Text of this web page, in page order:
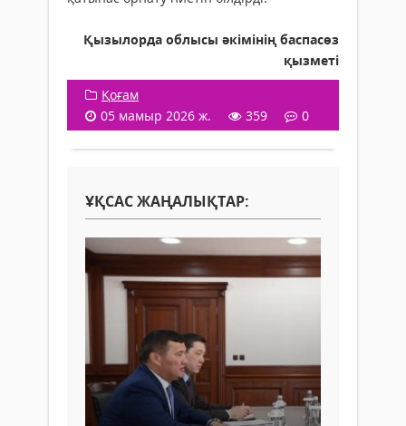
Қызылорда облысы әкімінің баспасөз
қызметі
Қоғам
05 мамыр 2026 ж.
359 0
ҰҚСАС ЖАҢАЛЫҚТАР: